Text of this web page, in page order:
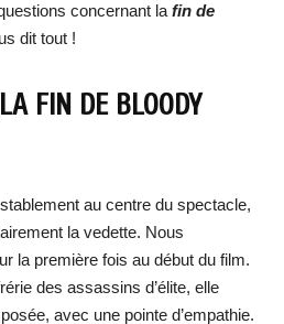
concernant la fin de
dit tout !
FIN DE BLOODY
au centre du spectacle,
la vedette. Nous
la première fois au début du film.
des assassins d’élite, elle
avec une pointe d’empathie.